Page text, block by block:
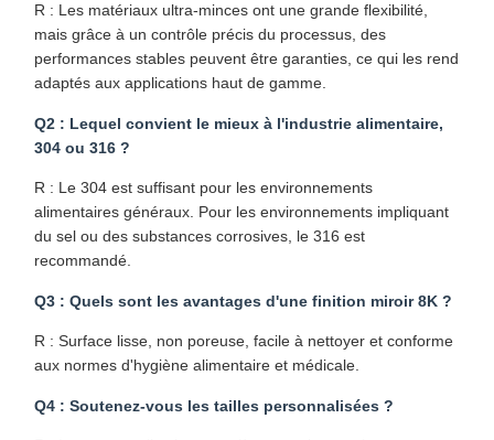
R : Les matériaux ultra-minces ont une grande flexibilité,
mais grâce à un contrôle précis du processus, des
performances stables peuvent être garanties, ce qui les rend
adaptés aux applications haut de gamme.
Q2 : Lequel convient le mieux à l'industrie alimentaire,
304 ou 316 ?
R : Le 304 est suffisant pour les environnements
alimentaires généraux. Pour les environnements impliquant
du sel ou des substances corrosives, le 316 est
recommandé.
Q3 : Quels sont les avantages d'une finition miroir 8K ?
R : Surface lisse, non poreuse, facile à nettoyer et conforme
aux normes d'hygiène alimentaire et médicale.
Q4 : Soutenez-vous les tailles personnalisées ?